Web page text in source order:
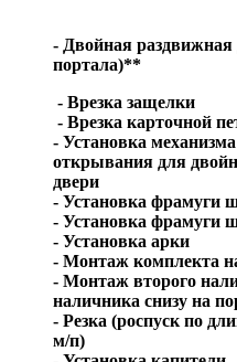
- Двойная раздвижная
портала)**
- Врезка защелки
- Врезка карточной
- Установка
открывания для
двери
- Установка фрамуги
- Установка фрамуги
- Установка арки
- Монтаж комплекта
- Монтаж второго
наличника снизу на
- Резка (роспуск по
м/п)